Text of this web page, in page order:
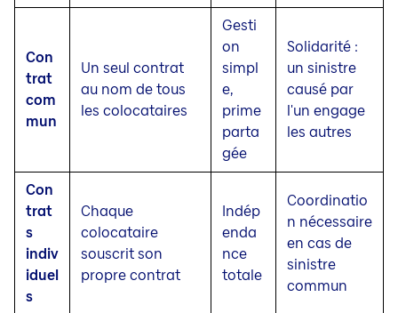
Con
trat
com
mun
Un seul contrat
au nom de tous
les colocataires
Gesti
on
simpl
e,
prime
parta
gée
Solidarité :
un sinistre
causé par
l'un engage
les autres
Con
trat
s
indiv
iduel
s
Chaque
colocataire
souscrit son
propre contrat
Indép
enda
nce
totale
Coordinatio
n nécessaire
en cas de
sinistre
commun